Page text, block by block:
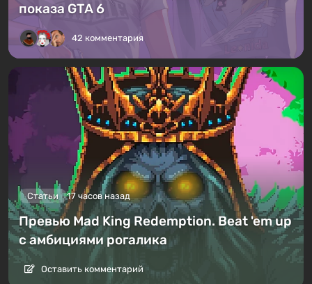
показа GTA 6
42 комментария
Статьи 17 часов назад
Превью Mad King Redemption. Beat 'em up
с амбициями рогалика
Оставить комментарий